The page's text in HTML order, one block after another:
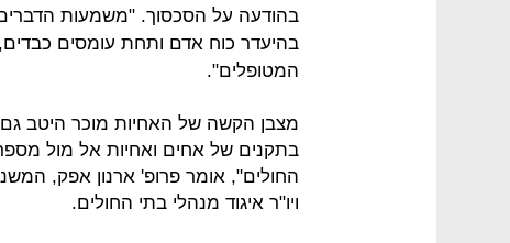
בהודעה על הסכסוך. "משמעות
בהיעדר כוח אדם ותחת עומסים כבדים,
המטופלים".
מצבן הקשה של האחיות מוכר היטב גם
בתקנים של אחים ואחיות אל מול
החולים", אומר פרופ' ארנון אפק,
ויו"ר איגוד מנהלי בתי החולים.